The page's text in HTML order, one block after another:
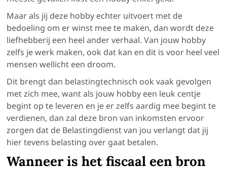
Maar als jij deze hobby echter uitvoert met de
bedoeling om er winst mee te maken, dan wordt deze
liefhebberij een heel ander verhaal. Van jouw hobby
zelfs je werk maken, ook dat kan en dit is voor heel veel
mensen wellicht een droom.
Dit brengt dan belastingtechnisch ook vaak gevolgen
met zich mee, want als jouw hobby een leuk centje
begint op te leveren en je er zelfs aardig mee begint te
verdienen, dan zal deze bron van inkomsten ervoor
zorgen dat de Belastingdienst van jou verlangt dat jij
hier tevens belasting over gaat betalen.
Wanneer is het fiscaal een bron